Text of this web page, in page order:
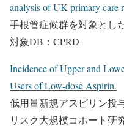
analysis of UK primary care
手根管症候群を対象とし
対象DB：CPRD
Incidence of Upper and
Users of Low-dose Aspirin.
低用量新規アスピリン投
リスク大規模コホート研